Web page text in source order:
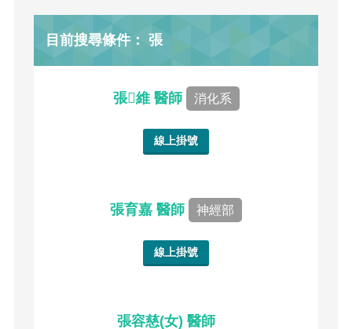
目前搜尋條件： 張
張維 醫師 消化系
線上掛號
張育嘉 醫師 神經部
線上掛號
張容慈(女) 醫師